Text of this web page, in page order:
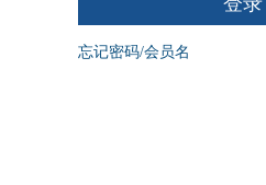
忘记密码/会员名